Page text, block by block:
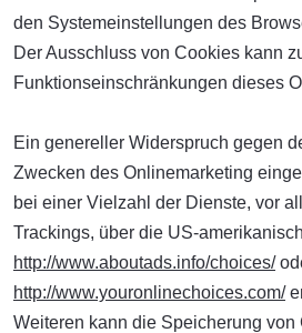
den Systemeinstellungen des
Der Ausschluss von Cookies kann
Funktionseinschränkungen dieses
Ein genereller Widerspruch gegen
Zwecken des Onlinemarketing
bei einer Vielzahl der Dienste, vor
Trackings, über die US-
http://www.aboutads.info/choices/
http://www.youronlinechoices.com/
Weiteren kann die Speicherung von